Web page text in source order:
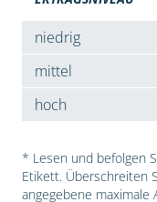
niedrig
mittel
hoch
* Lesen und befolgen
Etikett. Überschreiten
angegebene maximale